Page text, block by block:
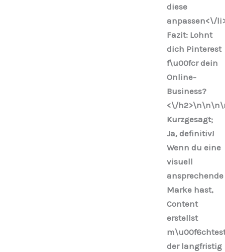
diese
anpassen<\/
Fazit: Lohnt
dich Pinterest
f\u00fcr dein
Online-
Business?
<\/h2>\n\n\n
Kurzgesagt;
Ja, definitiv!
Wenn du eine
visuell
ansprechende
Marke hast,
Content
erstellst
der langfristig